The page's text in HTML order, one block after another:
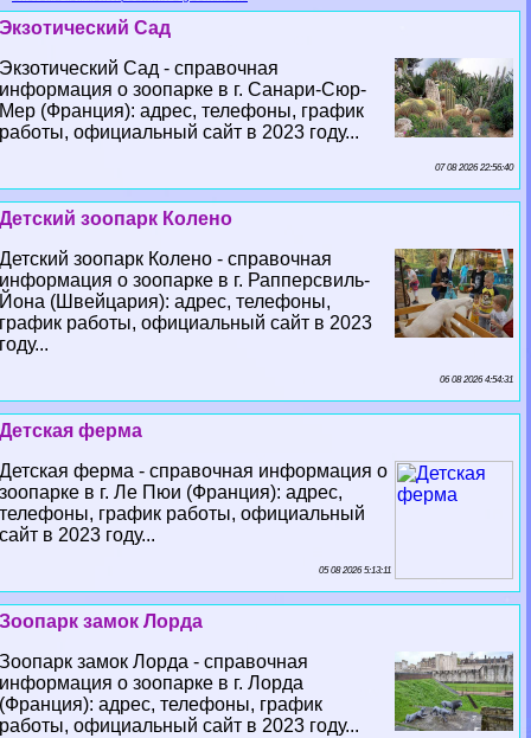
Экзотический Сад
Экзотический Сад - справочная
информация о зоопарке в г. Санари-Сюр-
Мер (Франция): адрес, телефоны, график
работы, официальный сайт в 2023 году...
07 08 2026 22:56:40
Детский зоопарк Колено
Детский зоопарк Колено - справочная
информация о зоопарке в г. Рапперсвиль-
Йона (Швейцария): адрес, телефоны,
график работы, официальный сайт в 2023
году...
06 08 2026 4:54:31
Детская ферма
Детская ферма - справочная информация о
зоопарке в г. Ле Пюи (Франция): адрес,
телефоны, график работы, официальный
сайт в 2023 году...
05 08 2026 5:13:11
Зоопарк замок Лорда
Зоопарк замок Лорда - справочная
информация о зоопарке в г. Лорда
(Франция): адрес, телефоны, график
работы, официальный сайт в 2023 году...